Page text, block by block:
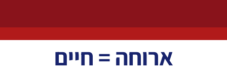
ארוחה = חיים